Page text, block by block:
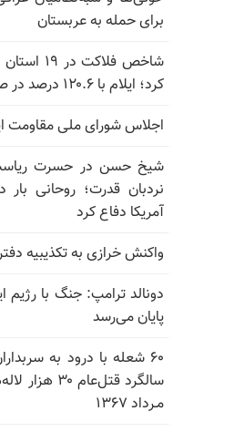
برای حمله به عربستان
کرد؛ ایلام با ۱۲۰.۶ درصد در صدر
اجلاس شورای ملی مقاومت
شیخ حسن در حسرت ریاست
نردبان قدرت؛ روحانی بار
آمریکا دفاع کرد
واکنش خرازی به تکذیبیه
دونالد ترامپ: جنگ با رژیم
پایان می‌رسد
۶۰ شعله با درود به
مـرداد ۱۳۶۷